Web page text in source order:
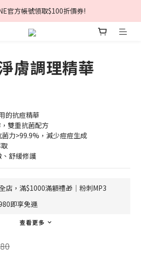
節🏖️輸入折扣碼現折$168❗
官方帳號領取$100折價券!
肌節🏖️輸入折扣碼現折$168❗
膚調理精華
的抗痘精華
雙重抗菌配方
力>99.9%，減少痘痘生成
舒緩修護
店，滿$1000滿額禮🎁│粉刺MP3
即享免運
查看更多